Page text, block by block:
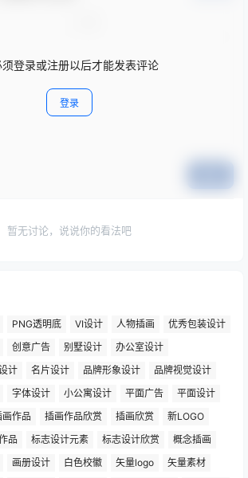
登录或注册以后才能发表评论
登录
暂无讨论，说说你的看法吧
PNG透明底 VI设计 人物插画
优秀包装设计
创意广告 别墅设计
办公室设计
计 名片设计 品牌形象设计
品牌视觉设计
字体设计 小公寓设计 平面广告
平面设计
画作品 插画作品欣赏 插画欣赏
新LOGO
品 标志设计元素 标志设计欣赏
概念插画
画册设计 白色校徽 矢量logo 矢量素材